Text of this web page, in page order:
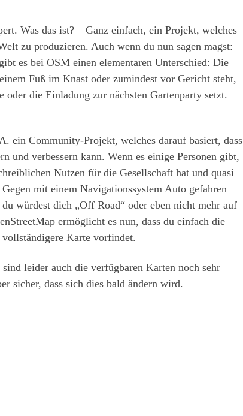
Was das ist? – Ganz einfach, ein Projekt, welches
zu produzieren. Auch wenn du nun sagen magst:
es bei OSM einen elementaren Unterschied: Die
Fuß im Knast oder zumindest vor Gericht steht,
oder die Einladung zur nächsten Gartenparty setzt.
ein Community-Projekt, welches darauf basiert, dass
und verbessern kann. Wenn es einige Personen gibt,
Nutzen für die Gesellschaft hat und quasi
mit einem Navigationssystem Auto gefahren
würdest dich „Off Road“ oder eben nicht mehr auf
ermöglicht es nun, dass du einfach die
vollständigere Karte vorfindet.
leider auch die verfügbaren Karten noch sehr
sicher, dass sich dies bald ändern wird.